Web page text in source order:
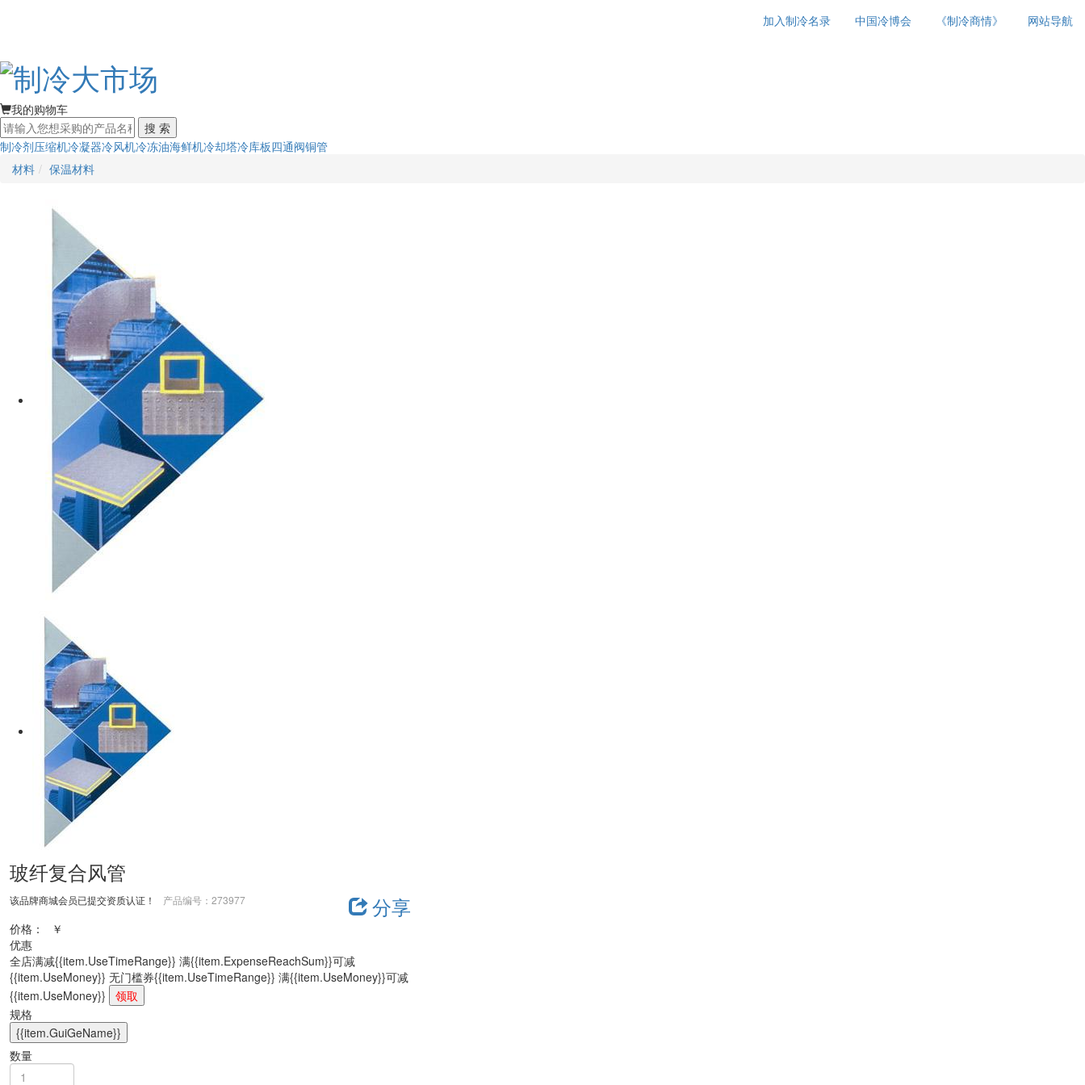
加入制冷名录 中国冷博会 《制冷商情》 网站导航
我的购物车
搜 索
制冷剂压缩机冷凝器冷风机冷冻油海鲜机冷却塔冷库板四通阀铜管
材料
保温材料
玻纤复合风管
该品牌商城会员已提交资质认证！ 产品编号：273977 分享
价格：
￥
优惠
全店满减{{item.UseTimeRange}} 满{{item.ExpenseReachSum}}可减
{{item.UseMoney}} 无门槛券{{item.UseTimeRange}} 满{{item.UseMoney}}可减
{{item.UseMoney}}
领取
规格
{{item.GuiGeName}}
数量